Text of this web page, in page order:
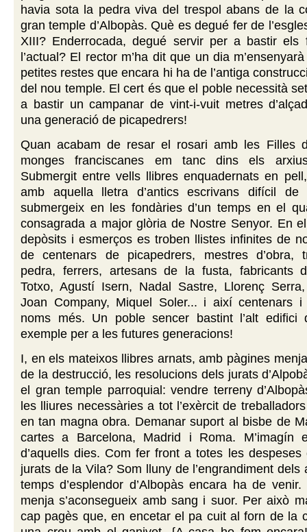
havia sota la pedra viva del trespol abans de la
gran temple d’Albopàs. Què es degué fer de
XIII? Enderrocada, degué servir per a bastir els
l’actual? El rector m’ha dit que un dia
petites restes que encara hi ha de l’antiga
del nou temple. El cert és que el poble necessità
a bastir un campanar de vint-i-vuit metres
una generació de picapedrers!
Quan acabam de resar el rosari amb les Filles
monges franciscanes em tanc dins els
Submergit entre vells llibres enquadernats en
amb aquella lletra d’antics escrivans difícil de
submergeix en les fondàries d’un temps en el
consagrada a major glòria de Nostre Senyor. En
depòsits i esmerços es troben llistes infinites de
de centenars de picapedrers, mestres d’obra,
pedra, ferrers, artesans de la fusta, fabricants
Totxo, Agustí Isern, Nadal Sastre, Llorenç
Joan Company, Miquel Soler... i així centenars i
noms més. Un poble sencer bastint l’alt
exemple per a les futures generacions!
I, en els mateixos llibres arnats, amb pàgines
de la destrucció, les resolucions dels jurats
el gran temple parroquial: vendre terreny
les lliures necessàries a tot l’exèrcit de
en tan magna obra. Demanar suport al bisbe de
cartes a Barcelona, Madrid i Roma. M’imagín
d’aquells dies. Com fer front a totes les despeses
jurats de la Vila? Som lluny de l’engrandiment dels
temps d’esplendor d’Albopàs encara ha de
menja s’aconsegueix amb sang i suor. Per això
cap pagès que, en encetar el pa cuit al forn de la